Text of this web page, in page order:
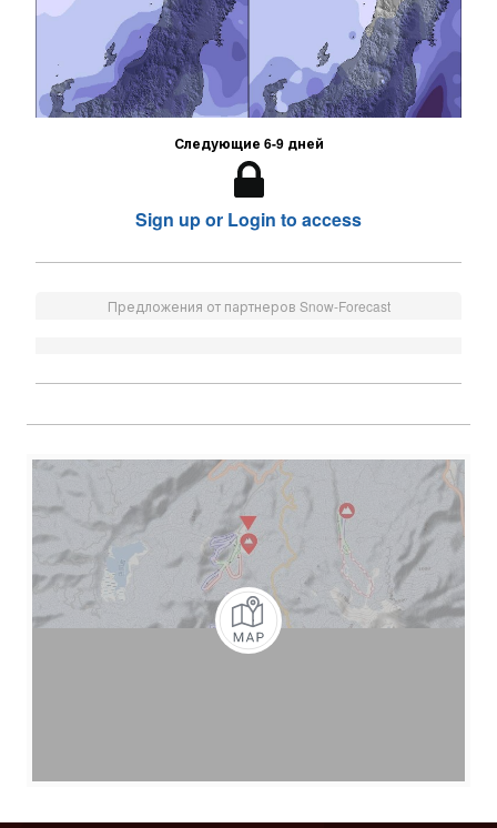
Следующие 6-9 дней
Sign up or Login to access
Предложения от партнеров Snow-Forecast